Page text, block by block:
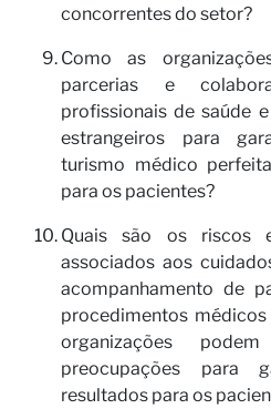
concorrentes do setor?
Como as
parcerias e
profissionais de saúde
estrangeiros para
turismo médico
para os pacientes?
Quais são os riscos
associados aos
acompanhamento de
procedimentos
organizações
preocupações para
resultados para os